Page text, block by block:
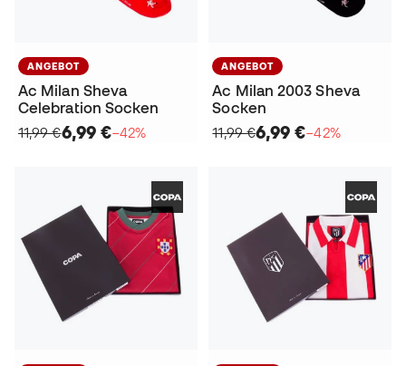
ANGEBOT
Ac Milan Sheva
Celebration Socken
11,99 €6,99 €−42%
ANGEBOT
Ac Milan 2003 Sheva
Socken
11,99 €6,99 €−42%